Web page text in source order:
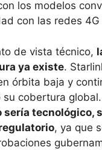
los modelos
con las redes 4G
de vista técnico,
ya existe.
órbita baja y
su cobertura
sería tecnológico,
, ya que